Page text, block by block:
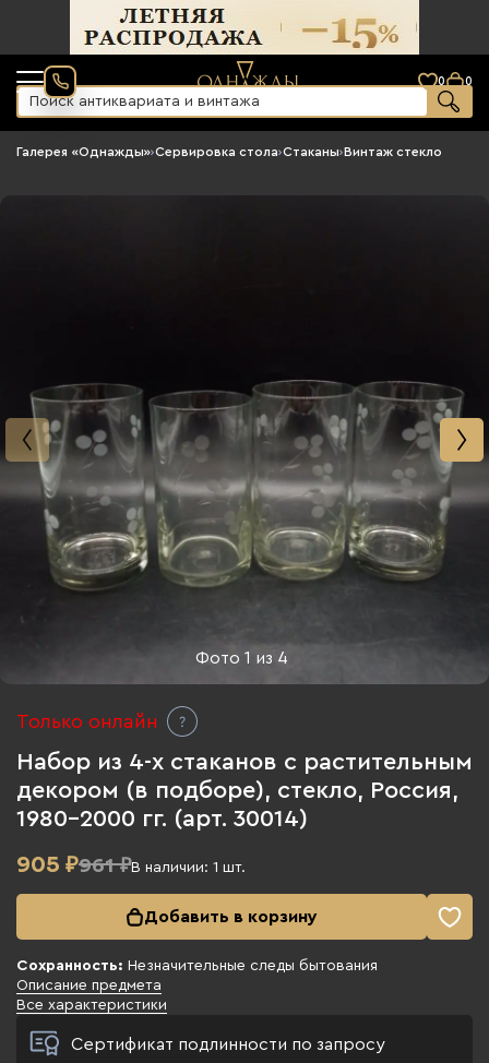
0 0
Галерея «Однажды»›Сервировка стола›Стаканы›Винтаж стекло
Фото1 из 4
Только онлайн
Набор из 4-х стаканов с растительным
декором (в подборе), стекло, Россия,
1980-2000 гг. (арт. 30014)
905 ₽961 ₽В наличии: 1 шт.
Добавить в корзину
Сохранность: Незначительные следы бытования
Описание предмета
Все характеристики
Сертификат подлинности по запросу